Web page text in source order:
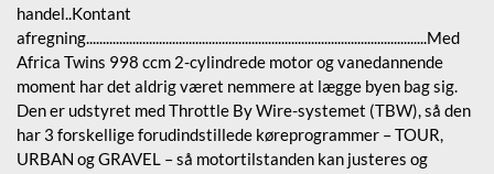
handel..Kontant
afregning.......................................................................................................Med
Africa Twins 998 ccm 2-cylindrede motor og vanedannende
moment har det aldrig været nemmere at lægge byen bag sig.
Den er udstyret med Throttle By Wire-systemet (TBW), så den
har 3 forskellige forudindstillede køreprogrammer – TOUR,
URBAN og GRAVEL – så motortilstanden kan justeres og